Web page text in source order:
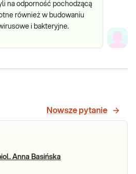
na odporność pochodzącą
również w budowaniu
i bakteryjne.
Nowsze pytanie
Anna Basińska